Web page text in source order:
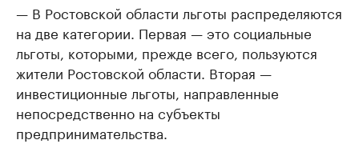
— В Ростовской области льготы распределяются
на две категории. Первая — это социальные
льготы, которыми, прежде всего, пользуются
жители Ростовской области. Вторая —
инвестиционные льготы, направленные
непосредственно на субъекты
предпринимательства.